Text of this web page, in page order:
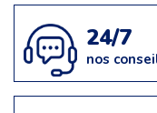
24/7
nos